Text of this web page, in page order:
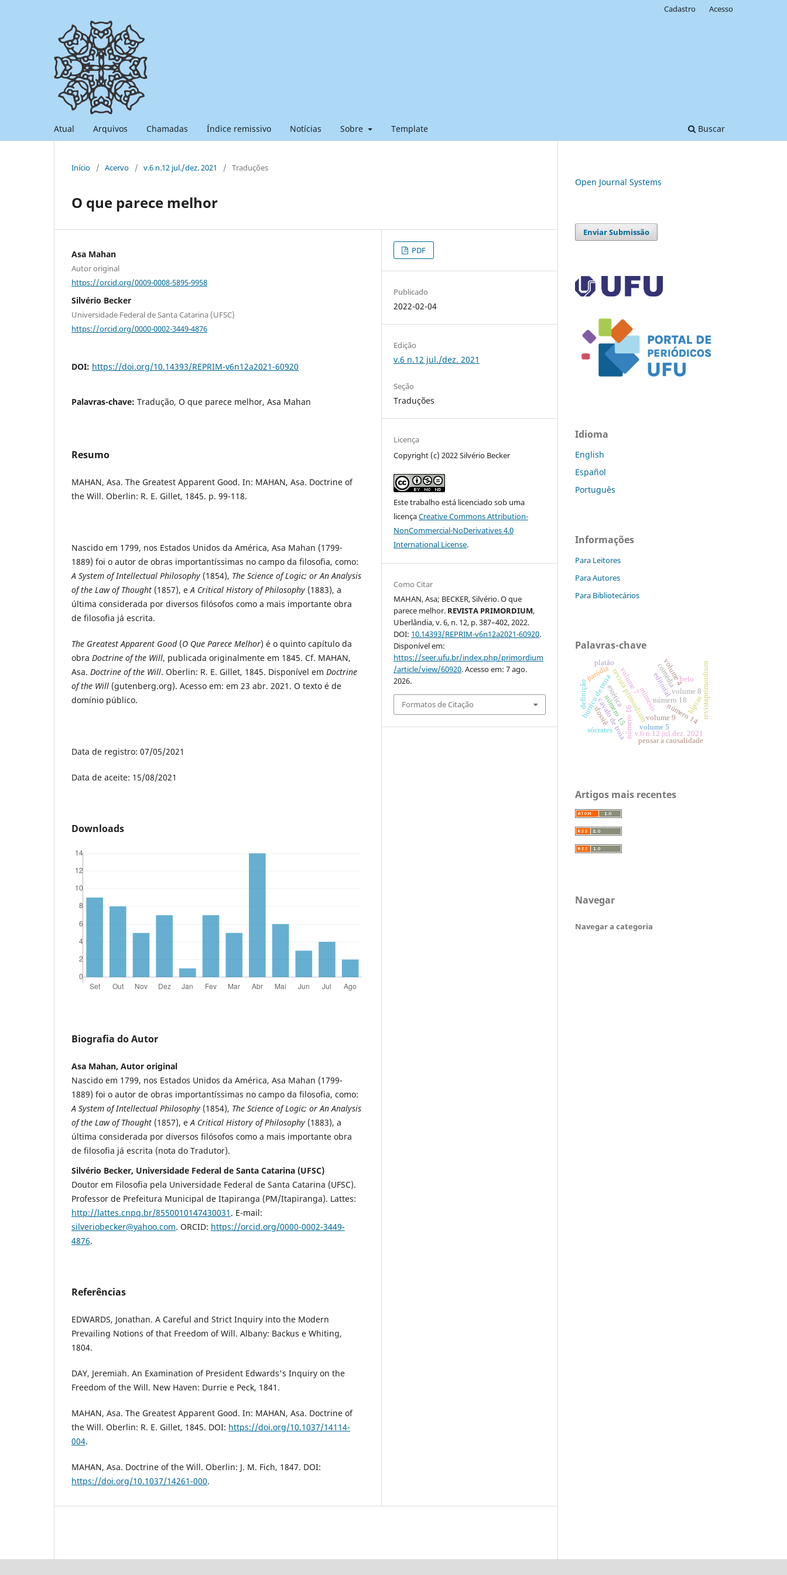
Atual Arquivos Chamadas Índice remissivo Notícias Sobre Template Buscar
Cadastro Acesso
Início / Acervo / v.6 n.12 jul./dez. 2021 / Traduções
O que parece melhor
Asa Mahan
Autor original
https://orcid.org/0009-0008-5895-9958
Silvério Becker
Universidade Federal de Santa Catarina (UFSC)
https://orcid.org/0000-0002-3449-4876
DOI: https://doi.org/10.14393/REPRIM-v6n12a2021-60920
Palavras-chave: Tradução, O que parece melhor, Asa Mahan
Resumo
MAHAN, Asa. The Greatest Apparent Good. In: MAHAN, Asa. Doctrine of
the Will. Oberlin: R. E. Gillet, 1845. p. 99-118.
Nascido em 1799, nos Estados Unidos da América, Asa Mahan (1799-
1889) foi o autor de obras importantíssimas no campo da filosofia, como:
A System of Intellectual Philosophy (1854), The Science of Logic; or An Analysis
of the Law of Thought (1857), eA Critical History of Philosophy (1883), a
última considerada por diversos filósofos como a mais importante obra
de filosofia já escrita.
The Greatest Apparent Good(O Que Parece Melhor) é o quinto capítulo da
obra Doctrine of the Will, publicada originalmente em 1845. Cf. MAHAN,
Asa. Doctrine of the Will. Oberlin: R. E. Gillet, 1845. Disponível em Doctrine
of the Will (gutenberg.org). Acesso em: em 23 abr. 2021. O texto é de
domínio público.
Data de registro: 07/05/2021
Data de aceite: 15/08/2021
Downloads
Biografia do Autor
Asa Mahan, Autor original
Nascido em 1799, nos Estados Unidos da América, Asa Mahan (1799-
1889) foi o autor de obras importantíssimas no campo da filosofia, como:
A System of Intellectual Philosophy (1854), The Science of Logic; or An Analysis
of the Law of Thought (1857), eA Critical History of Philosophy (1883), a
última considerada por diversos filósofos como a mais importante obra
de filosofia já escrita (nota do Tradutor).
Silvério Becker, Universidade Federal de Santa Catarina (UFSC)
Doutor em Filosofia pela Universidade Federal de Santa Catarina (UFSC).
Professor de Prefeitura Municipal de Itapiranga (PM/Itapiranga). Lattes:
http://lattes.cnpq.br/8550010147430031 . E-mail:
silveriobecker@yahoo.com. ORCID: https://orcid.org/0000-0002-3449-
4876.
Referências
EDWARDS, Jonathan. A Careful and Strict Inquiry into the Modern
Prevailing Notions of that Freedom of Will. Albany: Backus e Whiting,
1804.
DAY, Jeremiah. An Examination of President Edwards's Inquiry on the
Freedom of the Will. New Haven: Durrie e Peck, 1841.
MAHAN, Asa. The Greatest Apparent Good. In: MAHAN, Asa. Doctrine of
the Will. Oberlin: R. E. Gillet, 1845. DOI: https://doi.org/10.1037/14114-
004.
MAHAN, Asa. Doctrine of the Will. Oberlin: J. M. Fich, 1847. DOI:
https://doi.org/10.1037/14261-000.
PDF
Publicado
2022-02-04
Edição
v.6 n.12 jul./dez. 2021
Seção
Traduções
Licença
Copyright (c) 2022 Silvério Becker
Este trabalho está licenciado sob uma
licençaCreative Commons Attribution-
NonCommercial-NoDerivatives 4.0
International License.
Como Citar
MAHAN, Asa; BECKER, Silvério. O que
parece melhor. REVISTA PRIMORDIUM,
Uberlândia, v. 6, n. 12, p. 387–402, 2022.
DOI: 10.14393/REPRIM-v6n12a2021-60920.
Disponível em:
https://seer.ufu.br/index.php/primordium
/article/view/60920. Acesso em: 7 ago.
2026.
Formatos de Citação
Open Journal Systems
Enviar Submissão
Idioma
English
Español
Português
Informações
Para Leitores
Para Autores
Para Bibliotecários
Palavras-chave
editorial
volume 7
número 14
revista primordiumvolume 9
número 18
volume 8
número 16
número 15
volume 5
v.6 n.12 jul.dez. 2021
cavalo de troia
burrico de troia comédia
paródia volume 4 revistaprimordium
platão
sócrates
hípias
belo
dossiê
pensar a causalidade
estética mimesis
definição
Artigos mais recentes
Navegar
Navegar a categoria